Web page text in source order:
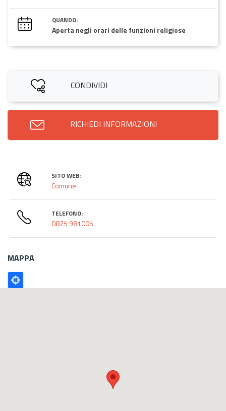
QUANDO:
Aperta negli orari delle funzioni religiose
CONDIVIDI
RICHIEDI INFORMAZIONI
SITO WEB:
Comune
TELEFONO:
0825 981005
MAPPA
Poligono
GEO